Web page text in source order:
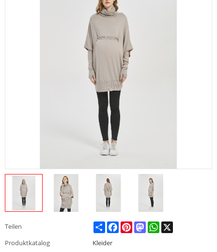
Teilen ShareFacebookPinterestMastodonWhatsApp
Produktkatalog
Kleider